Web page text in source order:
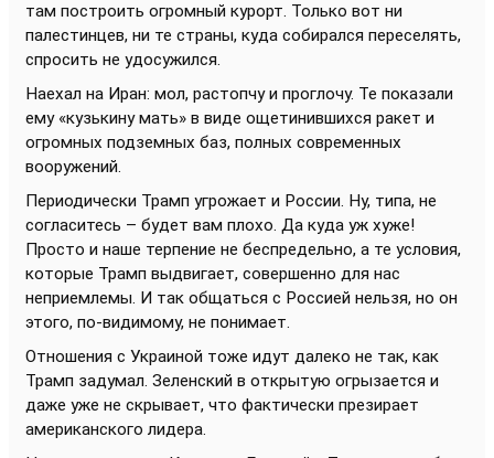
там построить огромный курорт. Только вот ни
палестинцев, ни те страны, куда собирался переселять,
спросить не удосужился.
Наехал на Иран: мол, растопчу и проглочу. Те показали
ему «кузькину мать» в виде ощетинившихся ракет и
огромных подземных баз, полных современных
вооружений.
Периодически Трамп угрожает и России. Ну, типа, не
согласитесь – будет вам плохо. Да куда уж хуже!
Просто и наше терпение не беспредельно, а те условия,
которые Трамп выдвигает, совершенно для нас
неприемлемы. И так общаться с Россией нельзя, но он
этого, по-видимому, не понимает.
Отношения с Украиной тоже идут далеко не так, как
Трамп задумал. Зеленский в открытую огрызается и
даже уже не скрывает, что фактически презирает
американского лидера.